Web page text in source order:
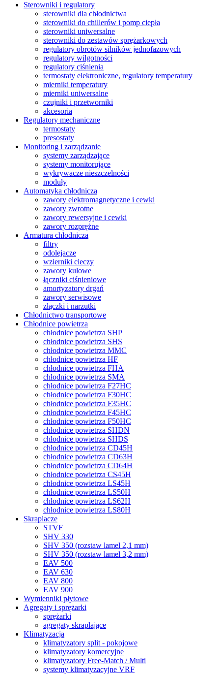
Sterowniki i regulatory
sterowniki dla chłodnictwa
sterowniki do chillerów i pomp ciepła
sterowniki uniwersalne
sterowniki do zestawów sprężarkowych
regulatory obrotów silników jednofazowych
regulatory wilgotności
regulatory ciśnienia
termostaty elektroniczne, regulatory temperatury
mierniki temperatury
mierniki uniwersalne
czujniki i przetworniki
akcesoria
Regulatory mechaniczne
termostaty
presostaty
Monitoring i zarządzanie
systemy zarządzające
systemy monitorujące
wykrywacze nieszczelności
moduły
Automatyka chłodnicza
zawory elektromagnetyczne i cewki
zawory zwrotne
zawory rewersyjne i cewki
zawory rozprężne
Armatura chłodnicza
filtry
odolejacze
wzierniki cieczy
zawory kulowe
łączniki ciśnieniowe
amortyzatory drgań
zawory serwisowe
złączki i narzutki
Chłodnictwo transportowe
Chłodnice powietrza
chłodnice powietrza SHP
chłodnice powietrza SHS
chłodnice powietrza MMC
chłodnice powietrza HF
chłodnice powietrza FHA
chłodnice powietrza SMA
chłodnice powietrza F27HC
chłodnice powietrza F30HC
chłodnice powietrza F35HC
chłodnice powietrza F45HC
chłodnice powietrza F50HC
chłodnice powietrza SHDN
chłodnice powietrza SHDS
chłodnice powietrza CD45H
chłodnice powietrza CD63H
chłodnice powietrza CD64H
chłodnice powietrza CS45H
chłodnice powietrza LS45H
chłodnice powietrza LS50H
chłodnice powietrza LS62H
chłodnice powietrza LS80H
Skraplacze
STVF
SHV 330
SHV 350 (rozstaw lamel 2,1 mm)
SHV 350 (rozstaw lamel 3,2 mm)
EAV 500
EAV 630
EAV 800
EAV 900
Wymienniki płytowe
Agregaty i sprężarki
sprężarki
agregaty skraplające
Klimatyzacja
klimatyzatory split - pokojowe
klimatyzatory komercyjne
klimatyzatory Free-Match / Multi
systemy klimatyzacyjne VRF